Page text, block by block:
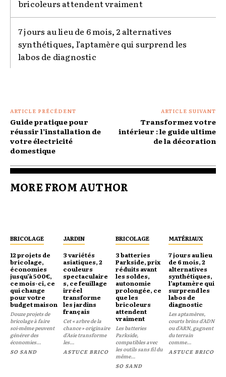
bricoleurs attendent vraiment
7 jours au lieu de 6 mois, 2 alternatives
synthétiques, l’aptamère qui surprend les
labos de diagnostic
ARTICLE PRÉCÉDENT
Guide pratique pour
réussir l’installation de
votre électricité
domestique
ARTICLE SUIVANT
Transformez votre
intérieur : le guide ultime
de la décoration
MORE FROM AUTHOR
BRICOLAGE
12 projets de
bricolage,
économies
jusqu’à 500€,
ce mois-ci, ce
qui change
pour votre
budget maison
Douze projets de
bricolage à faire
soi-même peuvent
générer des
économies...
SO SAND
JARDIN
3 variétés
asiatiques, 2
couleurs
spectaculaire
s, ce feuillage
irréel
transforme
les jardins
français
Cet « arbre de la
chance » originaire
d'Asie transforme
les...
ASTUCE BRICO
BRICOLAGE
3 batteries
Parkside, prix
réduits avant
les soldes,
autonomie
prolongée, ce
que les
bricoleurs
attendent
vraiment
Les batteries
Parkside,
compatibles avec
les outils sans fil du
même...
SO SAND
MATÉRIAUX
7 jours au lieu
de 6 mois, 2
alternatives
synthétiques,
l’aptamère qui
surprend les
labos de
diagnostic
Les aptamères,
courts brins d'ADN
ou d'ARN, gagnent
du terrain
comme...
ASTUCE BRICO